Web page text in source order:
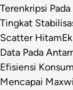
Terenkripsi
Tingkat
Scatter Hitam
Data Pada
Efisiensi
Mencapai